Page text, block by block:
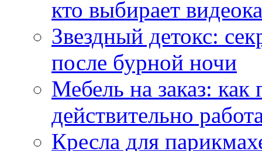
кто выбирает
Звездный детокс:
после бурной ночи
Мебель на заказ:
действительно
Кресла для